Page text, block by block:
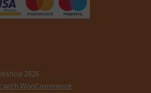
2026
with WooCommerce.